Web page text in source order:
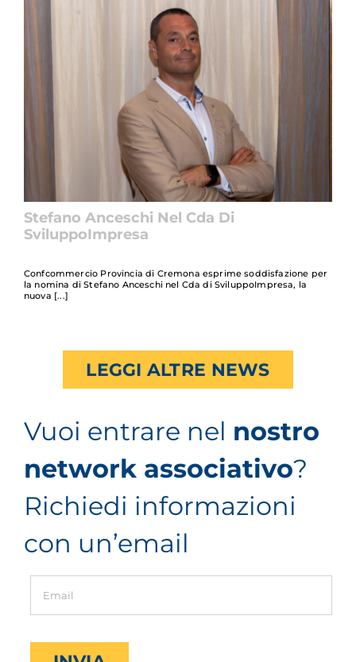
Stefano Anceschi Nel Cda Di
SviluppoImpresa
Confcommercio Provincia di Cremona esprime soddisfazione per
la nomina di Stefano Anceschi nel Cda di SviluppoImpresa, la
nuova
LEGGI ALTRE NEWS
Vuoi entrare nel nostro
network associativo?
Richiedi informazioni
con un’email